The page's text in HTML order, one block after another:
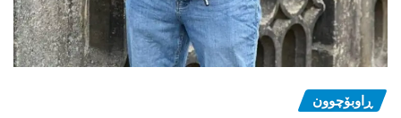
ڕاوبۆچوون